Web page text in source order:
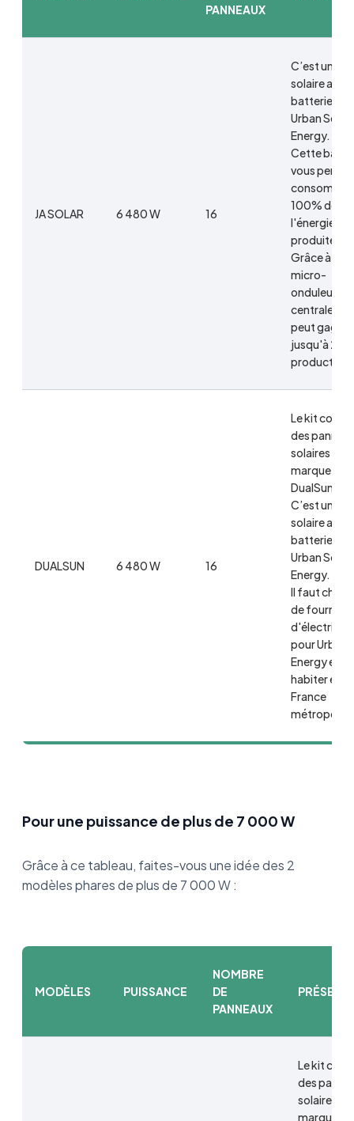
PANNEAUX
JA SOLAR 6 480 W 16
C’est un kit
solaire avec
batterie
Urban Solar
Energy.
Cette
vous
consommer
100% de
l'énergie
produite.
Grâce à ces
micro-
onduleurs,
centrale
peut gagner
jusqu'à
DUALSUN 6 480 W 16
Le kit
des
solaires de
marque
DualSun.
C’est un kit
solaire avec
batterie
Urban Solar
Energy.
Il faut
de
d'électricité
pour Urban
Energy et
habiter en
France
métropole.
Pour une puissance de plus de 7 000 W
Grâce à ce tableau, faites-vous une idée des 2
modèles phares de plus de 7 000 W :
MODÈLES PUISSANCE
NOMBRE
DE
PANNEAUX
Le kit
des
solaires de
marque